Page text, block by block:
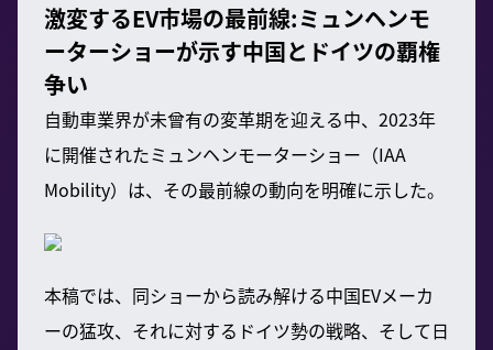
激変するEV市場の最前線:ミュンヘンモ
ーターショーが示す中国とドイツの覇権
争い
自動車業界が未曾有の変革期を迎える中、2023年
に開催されたミュンヘンモーターショー（IAA
Mobility）は、その最前線の動向を明確に示した。
本稿では、同ショーから読み解ける中国EVメーカ
ーの猛攻、それに対するドイツ勢の戦略、そして日